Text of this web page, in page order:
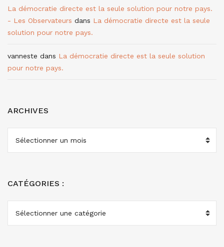
La démocratie directe est la seule solution pour notre pays.
- Les Observateurs dans La démocratie directe est la seule
solution pour notre pays.
vanneste dans La démocratie directe est la seule solution
pour notre pays.
ARCHIVES
ARCHIVES
CATÉGORIES :
CATÉGORIES